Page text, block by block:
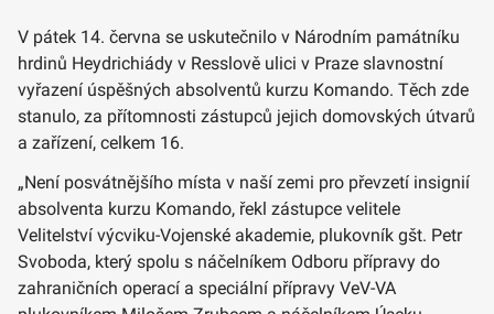
V pátek 14. června se uskutečnilo v Národním památníku
hrdinů Heydrichiády v Resslově ulici v Praze slavnostní
vyřazení úspěšných absolventů kurzu Komando. Těch zde
stanulo, za přítomnosti zástupců jejich domovských útvarů
a zařízení, celkem 16.
„Není posvátnějšího místa v naší zemi pro převzetí insignií
absolventa kurzu Komando, řekl zástupce velitele
Velitelství výcviku-Vojenské akademie, plukovník gšt. Petr
Svoboda, který spolu s náčelníkem Odboru přípravy do
zahraničních operací a speciální přípravy VeV-VA